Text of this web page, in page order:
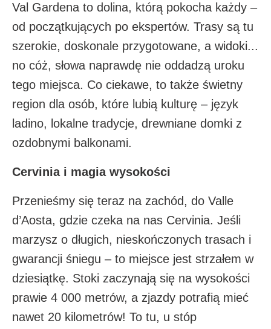
Val Gardena to dolina, którą pokocha każdy –
od początkujących po ekspertów. Trasy są tu
szerokie, doskonale przygotowane, a widoki...
no cóż, słowa naprawdę nie oddadzą uroku
tego miejsca. Co ciekawe, to także świetny
region dla osób, które lubią kulturę – język
ladino, lokalne tradycje, drewniane domki z
ozdobnymi balkonami.
Cervinia i magia wysokości
Przenieśmy się teraz na zachód, do Valle
d’Aosta, gdzie czeka na nas Cervinia. Jeśli
marzysz o długich, nieskończonych trasach i
gwarancji śniegu – to miejsce jest strzałem w
dziesiątkę. Stoki zaczynają się na wysokości
prawie 4 000 metrów, a zjazdy potrafią mieć
nawet 20 kilometrów! To tu, u stóp